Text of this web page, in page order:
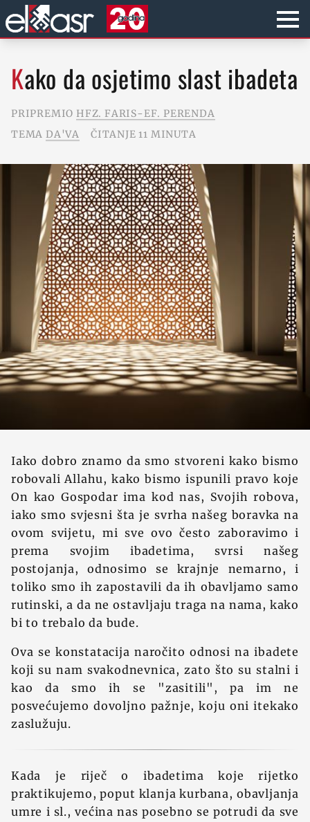
Kako da osjetimo slast ibadeta
PRIPREMIO HFZ. FARIS-EF. PERENDA
TEMA DA'VA ČITANJE 11 MINUTA
Iako dobro znamo da smo stvoreni kako bismo
robovali Allahu, kako bismo ispunili pravo koje
On kao Gospodar ima kod nas, Svojih robova,
iako smo svjesni šta je svrha našeg boravka na
ovom svijetu, mi sve ovo često zaboravimo i
prema svojim ibadetima, svrsi našeg
postojanja, odnosimo se krajnje nemarno, i
toliko smo ih zapostavili da ih obavljamo samo
rutinski, a da ne ostavljaju traga na nama, kako
bi to trebalo da bude.
Ova se konstatacija naročito odnosi na ibadete
koji su nam svakodnevnica, zato što su stalni i
kao da smo ih se "zasitili", pa im ne
posvećujemo dovoljno pažnje, koju oni itekako
zaslužuju.
Kada je riječ o ibadetima koje rijetko
praktikujemo, poput klanja kurbana, obavljanja
umre i sl., većina nas posebno se potrudi da sve